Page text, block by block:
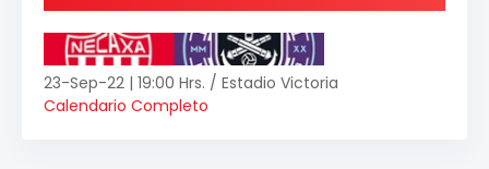
23-Sep-22 | 19:00 Hrs. / Estadio Victoria
Calendario Completo